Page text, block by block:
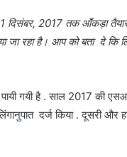
दिसंबर, 2017 तक आँकड़ा
रहा है। आप को बता दे कि
गयी है . साल 2017 की
दर्ज किया . दूसरी और